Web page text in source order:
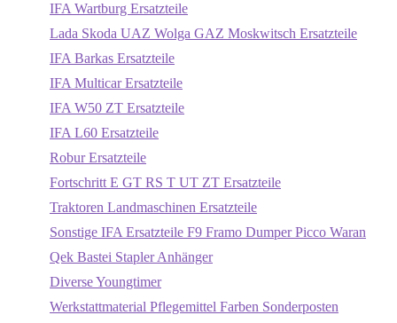
IFA Wartburg Ersatzteile
Lada Skoda UAZ Wolga GAZ Moskwitsch Ersatzteile
IFA Barkas Ersatzteile
IFA Multicar Ersatzteile
IFA W50 ZT Ersatzteile
IFA L60 Ersatzteile
Robur Ersatzteile
Fortschritt E GT RS T UT ZT Ersatzteile
Traktoren Landmaschinen Ersatzteile
Sonstige IFA Ersatzteile F9 Framo Dumper Picco Waran
Qek Bastei Stapler Anhänger
Diverse Youngtimer
Werkstattmaterial Pflegemittel Farben Sonderposten